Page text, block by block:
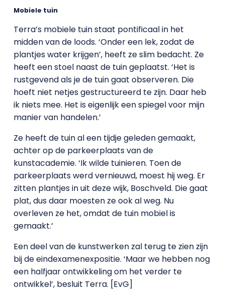
Mobiele tuin
Terra’s mobiele tuin staat pontificaal in het
midden van de loods. ‘Onder een lek, zodat de
plantjes water krijgen’, heeft ze slim bedacht. Ze
heeft een stoel naast de tuin geplaatst. ‘Het is
rustgevend als je de tuin gaat observeren. Die
hoeft niet netjes gestructureerd te zijn. Daar heb
ik niets mee. Het is eigenlijk een spiegel voor mijn
manier van handelen.’
Ze heeft de tuin al een tijdje geleden gemaakt,
achter op de parkeerplaats van de
kunstacademie. ‘Ik wilde tuinieren. Toen de
parkeerplaats werd vernieuwd, moest hij weg. Er
zitten plantjes in uit deze wijk, Boschveld. Die gaat
plat, dus daar moesten ze ook al weg. Nu
overleven ze het, omdat de tuin mobiel is
gemaakt.’
Een deel van de kunstwerken zal terug te zien zijn
bij de eindexamenexpositie. ‘Maar we hebben nog
een halfjaar ontwikkeling om het verder te
ontwikkel’, besluit Terra. [EvG]